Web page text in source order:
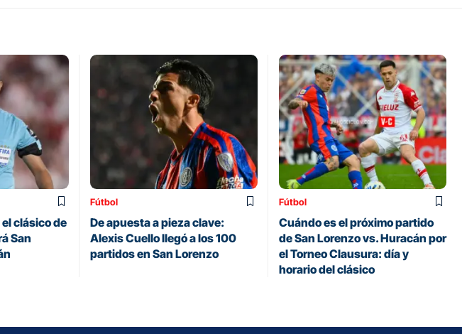
clásico de
San
Fútbol
De apuesta a pieza clave:
Alexis Cuello llegó a los 100
partidos en San Lorenzo
Fútbol
Cuándo es el próximo partido
de San Lorenzo vs. Huracán por
el Torneo Clausura: día y
horario del clásico